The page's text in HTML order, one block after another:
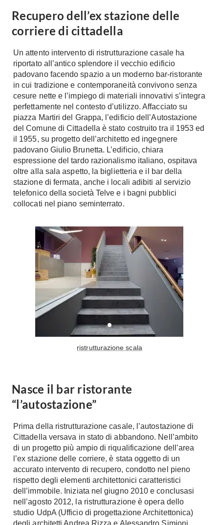
Soggiorno
Mobili Soggiorno
Vetrine
Pareti Attrezzate
Porta Tv
Contatti
Divani
Divani moderni
Divani classici
Poltrone
Poltroncine
Divanoletto
Divani Angolo
Divani in Pelle
Complementi
Tavoli
Sedie
Tavolini
Oggettistica
Complementi arredo
Camere Matrimoniali
Letti
Camere Classiche
Lenzuola
Piumini
Letti Contenitore
Letti a Scomparsa
Armadi
Climatizzatori
Deumidificatori
Chiller
Pompe di calore
Ecologia
Geotermia
Case in Legno
Case Prefabbricate
Fotovoltaico
Riciclo
Energie Rinnovabili
Cura della casa
Pulizia
Detergenti
Stiro
Aspirapolvere
Lavapavimenti
Progetti
Ristrutturazione
Impianti
Hi-Fi
Televisori
Hi-Fi
Home-Theatre
Console
Recupero dell’ex stazione delle
corriere di cittadella
Un attento intervento di ristrutturazione casale ha
riportato all’antico splendore il vecchio edificio
padovano facendo spazio a un moderno bar-ristorante
in cui tradizione e contemporaneità convivono senza
cesure nette e l’impiego di materiali innovativi s’integra
perfettamente nel contesto d’utilizzo. Affacciato su
piazza Martiri del Grappa, l’edificio dell’Autostazione
del Comune di Cittadella è stato costruito tra il 1953 ed
il 1955, su progetto dell’architetto ed ingegnere
padovano Giulio Brunetta. L’edificio, chiara
espressione del tardo razionalismo italiano, ospitava
oltre alla sala aspetto, la biglietteria e il bar della
stazione di fermata, anche i locali adibiti al servizio
telefonico della società Telve e i bagni pubblici
collocati nel piano seminterrato.
ristrutturazione scala
Nasce il bar ristorante
“l’autostazione”
Prima della ristrutturazione casale, l’autostazione di
Cittadella versava in stato di abbandono. Nell’ambito
di un progetto più ampio di riqualificazione dell’area
l’ex stazione delle corriere, è stata oggetto di un
accurato intervento di recupero, condotto nel pieno
rispetto degli elementi architettonici caratteristici
dell’immobile. Iniziata nel giugno 2010 e conclusasi
nell’agosto 2012, la ristrutturazione è opera dello
studio UdpA (Ufficio di progettazione Architettonica)
degli architetti Andrea Rizza e Alessandro Simioni.